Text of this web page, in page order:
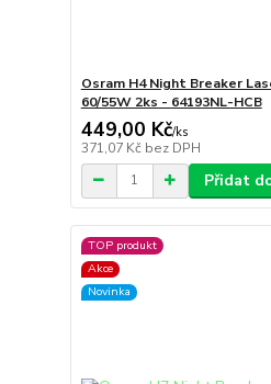
Osram H4 Night Breaker
60/55W 2ks - 64193NL-HCB
449,00 Kč/ks
371,07 Kč bez DPH
Přidat
TOP produkt
Akce
Novinka